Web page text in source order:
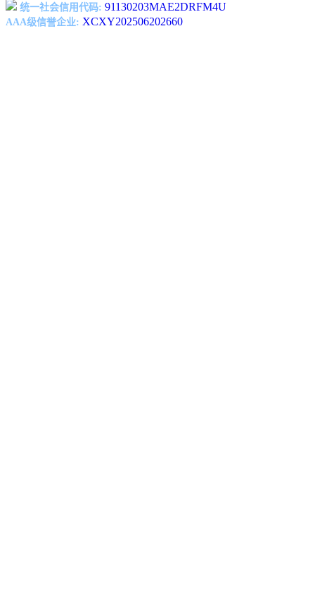
统一社会信用代码: 91130203MAE2DRFM4U
AAA级信誉企业: XCXY202506202660